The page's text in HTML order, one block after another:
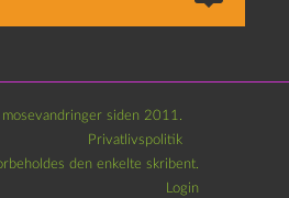
siden 2011.
Privatlivspolitik
den enkelte skribent.
Login